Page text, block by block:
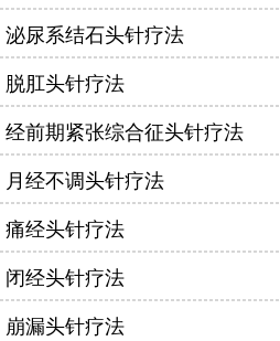
泌尿系结石头针疗法
脱肛头针疗法
经前期紧张综合征头针疗法
月经不调头针疗法
痛经头针疗法
闭经头针疗法
崩漏头针疗法